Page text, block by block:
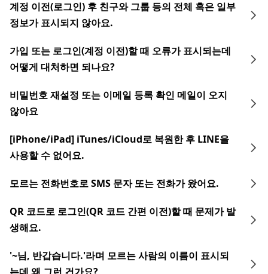
계정 이전(로그인) 후 친구와 그룹 등의 전체 혹은 일부
정보가 표시되지 않아요.
가입 또는 로그인(계정 이전)할 때 오류가 표시되는데
어떻게 대처하면 되나요?
비밀번호 재설정 또는 이메일 등록 확인 메일이 오지
않아요
[iPhone/iPad] iTunes/iCloud로 복원한 후 LINE을
사용할 수 없어요.
모르는 전화번호로 SMS 문자 또는 전화가 왔어요.
QR 코드로 로그인(QR 코드 간편 이전)할 때 문제가 발
생해요.
'~님, 반갑습니다.'라며 모르는 사람의 이름이 표시되